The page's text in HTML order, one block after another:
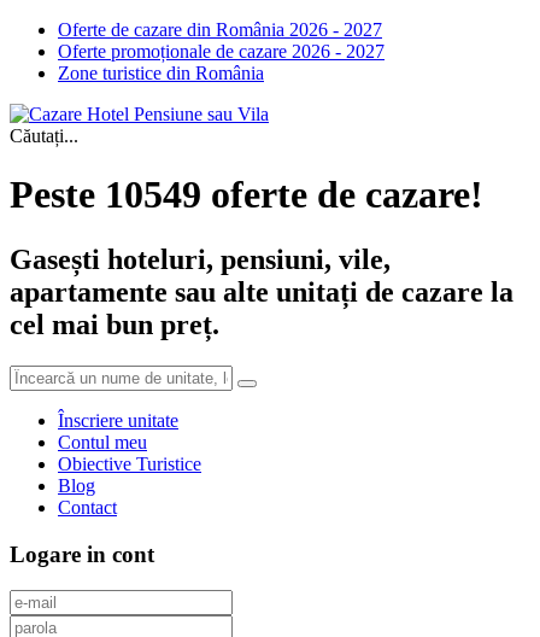
Oferte de cazare din România 2026 - 2027
Oferte promoționale de cazare 2026 - 2027
Zone turistice din România
Căutați...
Peste 10549 oferte de cazare!
Gasești hoteluri, pensiuni, vile,
apartamente sau alte unitați de cazare la
cel mai bun preț.
Înscriere unitate
Contul meu
Obiective Turistice
Blog
Contact
Logare in cont